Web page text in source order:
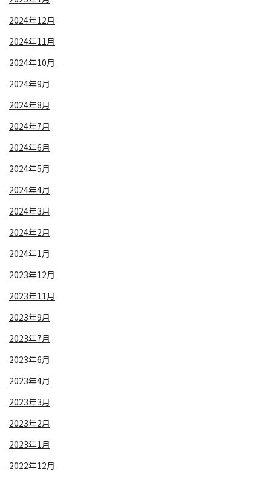
2024年12月
2024年11月
2024年10月
2024年9月
2024年8月
2024年7月
2024年6月
2024年5月
2024年4月
2024年3月
2024年2月
2024年1月
2023年12月
2023年11月
2023年9月
2023年7月
2023年6月
2023年4月
2023年3月
2023年2月
2023年1月
2022年12月